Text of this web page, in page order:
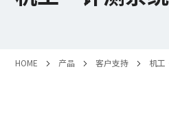
HOME 产品 客户支持 机工